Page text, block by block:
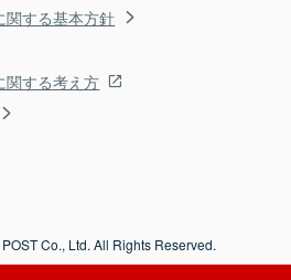
関する基本方針
関する考え方
Co., Ltd. All Rights Reserved.